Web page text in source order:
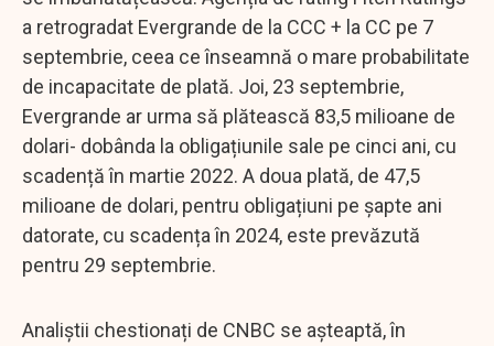
a retrogradat Evergrande de la CCC + la CC pe 7
septembrie, ceea ce înseamnă o mare probabilitate
de incapacitate de plată. Joi, 23 septembrie,
Evergrande ar urma să plătească 83,5 milioane de
dolari- dobânda la obligațiunile sale pe cinci ani, cu
scadență în martie 2022. A doua plată, de 47,5
milioane de dolari, pentru obligațiuni pe șapte ani
datorate, cu scadența în 2024, este prevăzută
pentru 29 septembrie.
Analiștii chestionați de CNBC se așteaptă, în